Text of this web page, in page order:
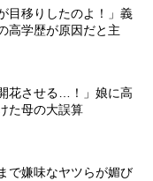
目移りしたのよ！」義
高学歴が原因だと主
花させる…！」娘に高
た母の大誤算
で嫌味なヤツらが媚び